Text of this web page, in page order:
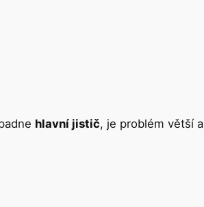
hlavní jistič, je problém větší a